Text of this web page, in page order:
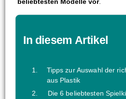
In diesem Artikel
Tipps zur Auswahl der
aus Plastik
Die 6 beliebtesten